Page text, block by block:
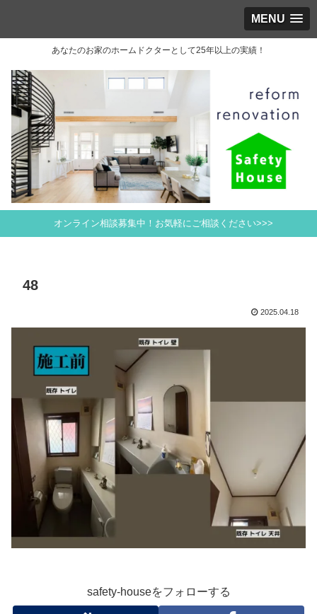
MENU
あなたのお家のホームドクターとして25年以上の実績！
オンライン相談募集中！お気軽にご相談ください>>>
48
2025.04.18
safety-houseをフォローする